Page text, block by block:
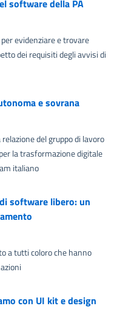
software della PA
evidenziare e trovare
dei requisiti degli avvisi di
e sovrana
del gruppo di lavoro
la trasformazione digitale
italiano
software libero: un
a tutti coloro che hanno
con UI kit e design